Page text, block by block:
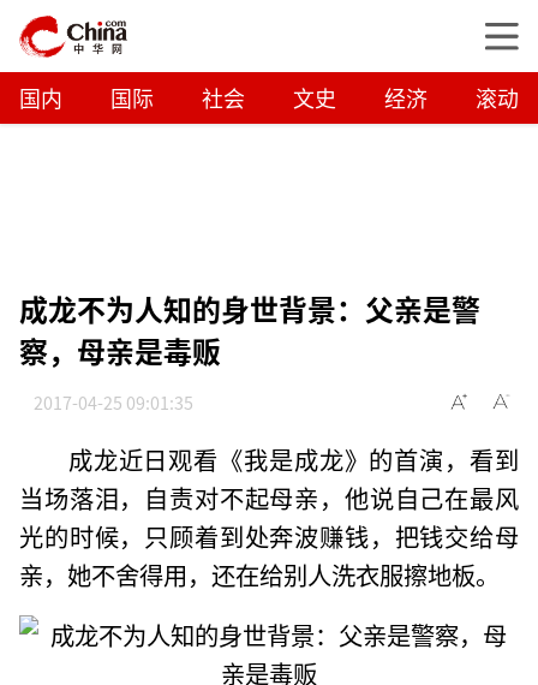
国内 国际 社会 文史 经济 滚动
成龙不为人知的身世背景：父亲是警
察，母亲是毒贩
2017-04-25 09:01:35
成龙近日观看《我是成龙》的首演，看到
当场落泪，自责对不起母亲，他说自己在最风
光的时候，只顾着到处奔波赚钱，把钱交给母
亲，她不舍得用，还在给别人洗衣服擦地板。